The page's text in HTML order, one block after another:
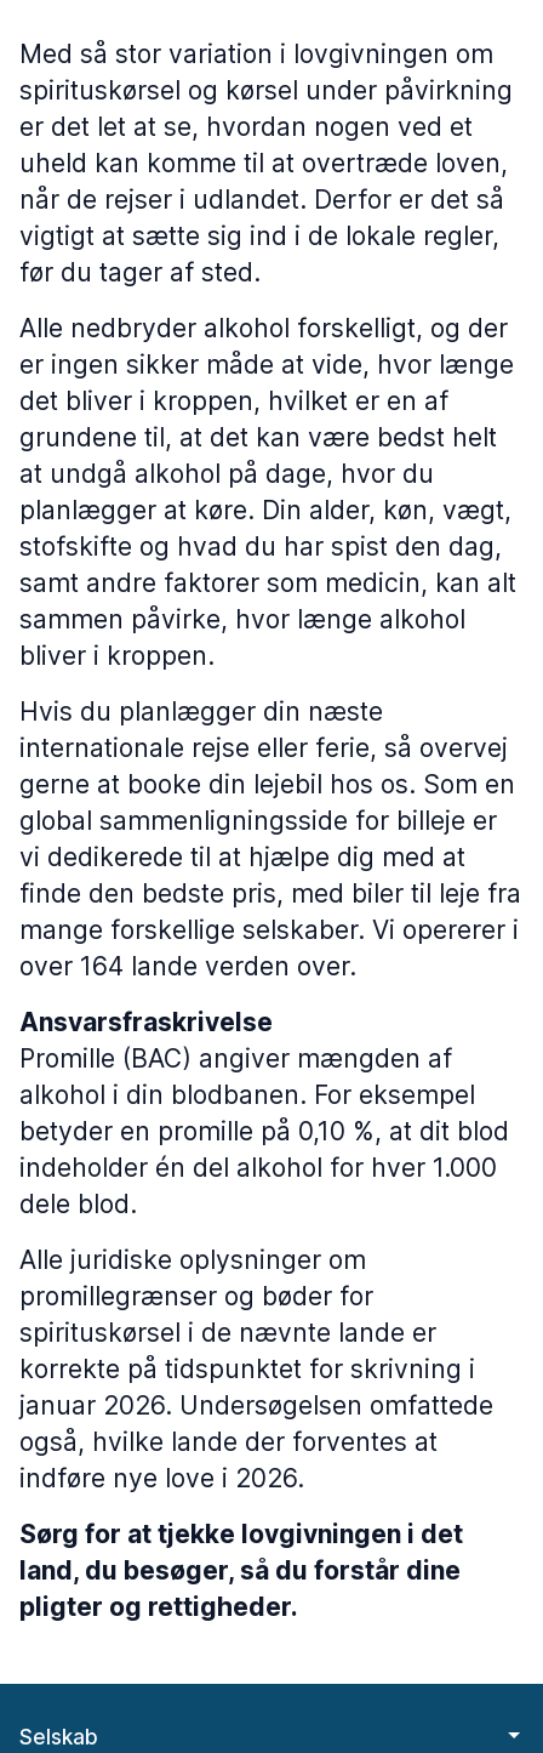
Med så stor variation i lovgivningen om
spirituskørsel og kørsel under påvirkning
er det let at se, hvordan nogen ved et
uheld kan komme til at overtræde loven,
når de rejser i udlandet. Derfor er det så
vigtigt at sætte sig ind i de lokale regler,
før du tager af sted.
Alle nedbryder alkohol forskelligt, og der
er ingen sikker måde at vide, hvor længe
det bliver i kroppen, hvilket er en af
grundene til, at det kan være bedst helt
at undgå alkohol på dage, hvor du
planlægger at køre. Din alder, køn, vægt,
stofskifte og hvad du har spist den dag,
samt andre faktorer som medicin, kan alt
sammen påvirke, hvor længe alkohol
bliver i kroppen.
Hvis du planlægger din næste
internationale rejse eller ferie, så overvej
gerne at booke din lejebil hos os. Som en
global sammenligningsside for billeje er
vi dedikerede til at hjælpe dig med at
finde den bedste pris, med biler til leje fra
mange forskellige selskaber. Vi opererer i
over 164 lande verden over.
Ansvarsfraskrivelse
Promille (BAC) angiver mængden af
alkohol i din blodbanen. For eksempel
betyder en promille på 0,10 %, at dit blod
indeholder én del alkohol for hver 1.000
dele blod.
Alle juridiske oplysninger om
promillegrænser og bøder for
spirituskørsel i de nævnte lande er
korrekte på tidspunktet for skrivning i
januar 2026. Undersøgelsen omfattede
også, hvilke lande der forventes at
indføre nye love i 2026.
Sørg for at tjekke lovgivningen i det
land, du besøger, så du forstår dine
pligter og rettigheder.
Selskab